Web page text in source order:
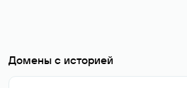
Домены с историей